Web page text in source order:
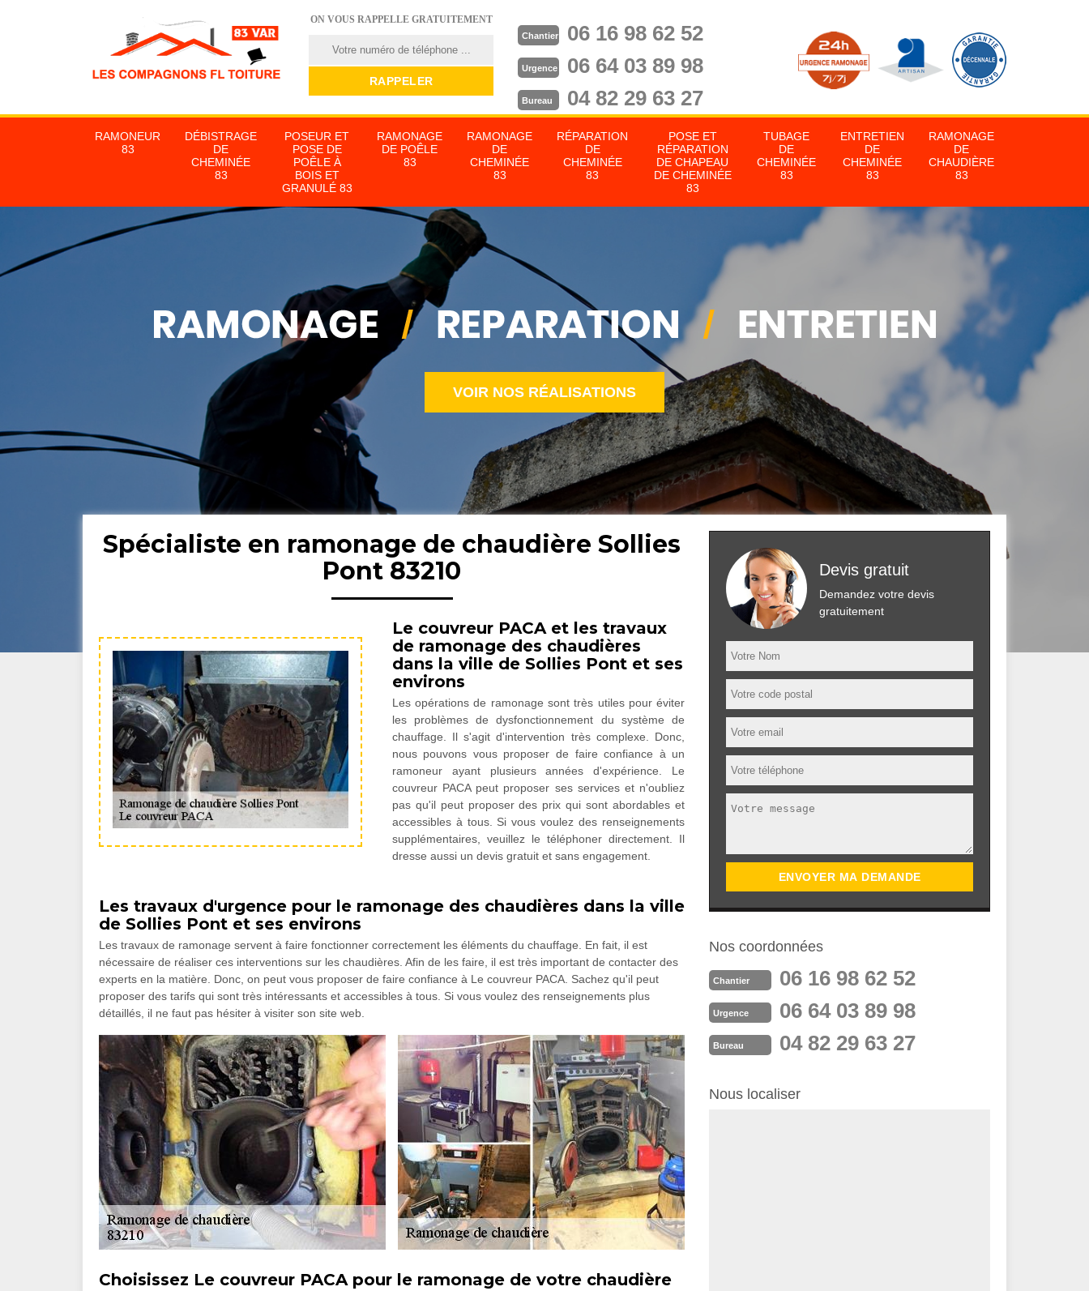
ON VOUS RAPPELLE GRATUITEMENT
Chantier 06 16 98 62 52
Urgence 06 64 03 89 98
Bureau 04 82 29 63 27
RAMONEUR
83
DÉBISTRAGE
DE
CHEMINÉE
83
POSEUR ET
POSE DE
POÊLE À
BOIS ET
GRANULÉ 83
RAMONAGE
DE POÊLE
83
RAMONAGE
DE
CHEMINÉE
83
RÉPARATION
DE
CHEMINÉE
83
POSE ET
RÉPARATION
DE CHAPEAU
DE CHEMINÉE
83
TUBAGE
DE
CHEMINÉE
83
ENTRETIEN
DE
CHEMINÉE
83
RAMONAGE
DE
CHAUDIÈRE
83
VOIR NOS RÉALISATIONS
Spécialiste en ramonage de chaudière Sollies
Pont 83210
Le couvreur PACA et les travaux
de ramonage des chaudières
dans la ville de Sollies Pont et ses
environs
Les opérations de ramonage sont très utiles pour éviter
les problèmes de dysfonctionnement du système de
chauffage. Il s'agit d'intervention très complexe. Donc,
nous pouvons vous proposer de faire confiance à un
ramoneur ayant plusieurs années d'expérience. Le
couvreur PACA peut proposer ses services et n'oubliez
pas qu'il peut proposer des prix qui sont abordables et
accessibles à tous. Si vous voulez des renseignements
supplémentaires, veuillez le téléphoner directement. Il
dresse aussi un devis gratuit et sans engagement.
Les travaux d'urgence pour le ramonage des chaudières dans la ville
de Sollies Pont et ses environs
Les travaux de ramonage servent à faire fonctionner correctement les éléments du chauffage. En fait, il est
nécessaire de réaliser ces interventions sur les chaudières. Afin de les faire, il est très important de contacter des
experts en la matière. Donc, on peut vous proposer de faire confiance à Le couvreur PACA. Sachez qu'il peut
proposer des tarifs qui sont très intéressants et accessibles à tous. Si vous voulez des renseignements plus
détaillés, il ne faut pas hésiter à visiter son site web.
Choisissez Le couvreur PACA pour le ramonage de votre chaudière
Devis gratuit
Demandez votre devis
gratuitement
Nos coordonnées
Chantier 06 16 98 62 52
Urgence 06 64 03 89 98
Bureau 04 82 29 63 27
Nous localiser